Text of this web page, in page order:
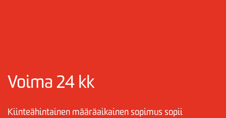
Voima 24 kk
Kiinteähintainen määräaikainen sopimus sopii